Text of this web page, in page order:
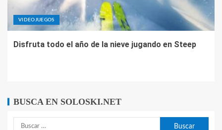
VIDEOJUEGOS
Disfruta todo el año de la nieve jugando en Steep
BUSCA EN SOLOSKI.NET